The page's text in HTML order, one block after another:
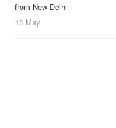
from New Delhi
15 May